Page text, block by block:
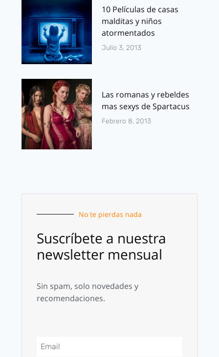
10 Películas de casas
malditas y niños
atormentados
Julio 3, 2013
Las romanas y rebeldes
mas sexys de Spartacus
Febrero 8, 2013
No te pierdas nada
Suscríbete a nuestra
newsletter mensual
Sin spam, solo novedades y
recomendaciones.